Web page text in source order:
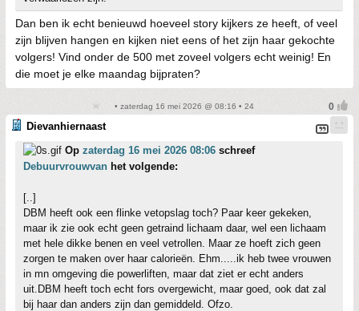
Dan ben ik echt benieuwd hoeveel story kijkers ze heeft, of veel
zijn blijven hangen en kijken niet eens of het zijn haar gekochte
volgers! Vind onder de 500 met zoveel volgers echt weinig! En
die moet je elke maandag bijpraten?
• zaterdag 16 mei 2026 @ 08:16 • 24
Dievanhiernaast
Op zaterdag 16 mei 2026 08:06 schreef
Debuurvrouwvan het volgende:
[..]
DBM heeft ook een flinke vetopslag toch? Paar keer gekeken,
maar ik zie ook echt geen getraind lichaam daar, wel een lichaam
met hele dikke benen en veel vetrollen. Maar ze hoeft zich geen
zorgen te maken over haar calorieën. Ehm.....ik heb twee vrouwen
in mn omgeving die powerliften, maar dat ziet er echt anders
uit.DBM heeft toch echt fors overgewicht, maar goed, ook dat zal
bij haar dan anders zijn dan gemiddeld. Ofzo.